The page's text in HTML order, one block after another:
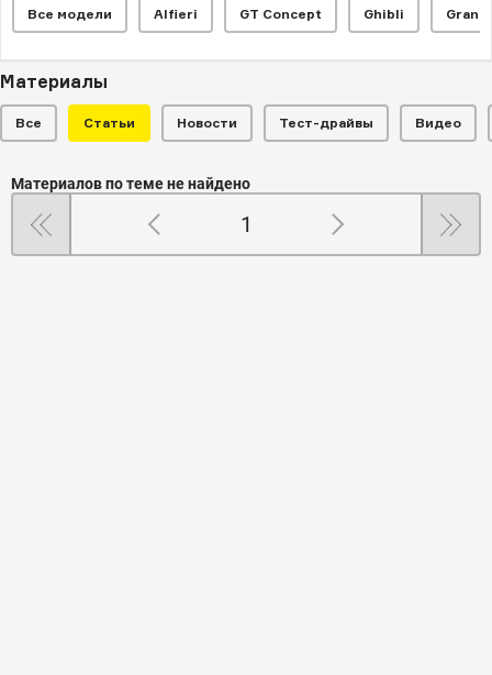
Все модели Alfieri GT Concept Ghibli
Материалы
Все Статьи Новости Тест-драйвы Видео
Материалов по теме не найдено
1